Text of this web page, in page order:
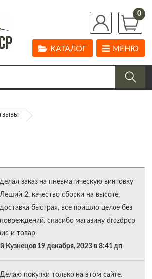
0
МЕНЮ
КАТАЛОГ
делал заказ на пневматическую винтовку
Леший 2. качество сборки на высоте,
доставка быстрая, все пришло целое без
повреждений. спасибо магазину drozdpcp
и товар
Кузнецов 19 декабря, 2023 в 8:41 дп
Делаю покупки только на этом сайте.